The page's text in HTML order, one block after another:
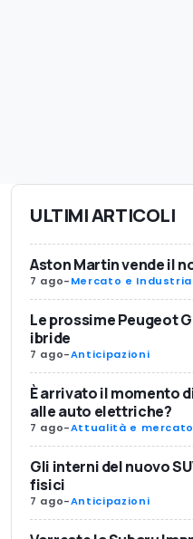
ULTIMI ARTICOLI
Aston Martin vende il
7 ago-Mercato e Industria
Le prossime Peugeot
ibride
7 ago-Anticipazioni
È arrivato il momento
alle auto elettriche?
7 ago-Attualità e mercato
Gli interni del nuovo
fisici
7 ago-Anticipazioni